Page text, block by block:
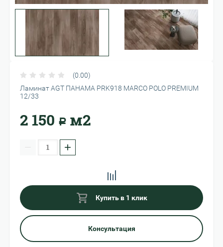
(0.00)
Ламинат AGT ПАНАМА PRK918 MARCO POLO PREMIUM
12/33
2 150 Р м2
− +
Купить в 1 клик
Консультация